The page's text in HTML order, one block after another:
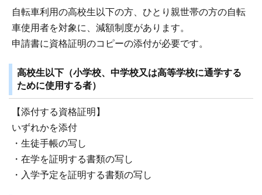
自転車利用の高校生以下の方、ひとり親世帯の方の自転
車使用者を対象に、減額制度があります。
申請書に資格証明のコピーの添付が必要です。
高校生以下（小学校、中学校又は高等学校に通学する
ために使用する者）
【添付する資格証明】
いずれかを添付
・生徒手帳の写し
・在学を証明する書類の写し
・入学予定を証明する書類の写し